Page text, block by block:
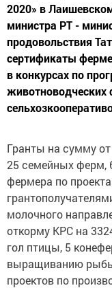
2020» в
министра РТ -
продовольствия
сертификаты
в конкурсах по
Гранты на сумму от
25 семейных ферм,
фермера по
молочного
откорму КРС на
гол птицы, 5
выращиванию
проектов по